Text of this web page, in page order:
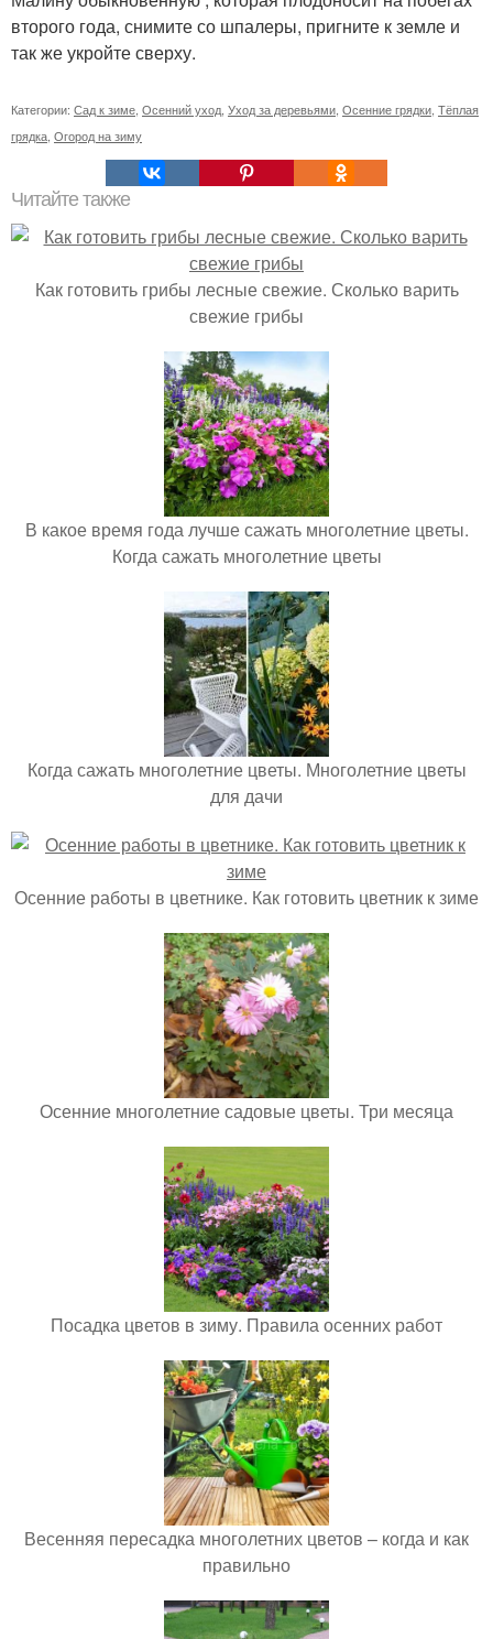
второго года, снимите со шпалеры, пригните к земле и
так же укройте сверху.
Категории: Сад к зиме Осенний уход Уход за деревьями Осенние грядки Тёплая
грядка Огород на зиму
Читайте также
Как готовить грибы лесные свежие. Сколько варить
свежие грибы
В какое время года лучше сажать многолетние цветы.
Когда сажать многолетние цветы
Когда сажать многолетние цветы. Многолетние цветы
для дачи
Осенние работы в цветнике. Как готовить цветник к зиме
Осенние многолетние садовые цветы. Три месяца
Посадка цветов в зиму. Правила осенних работ
Весенняя пересадка многолетних цветов – когда и как
правильно